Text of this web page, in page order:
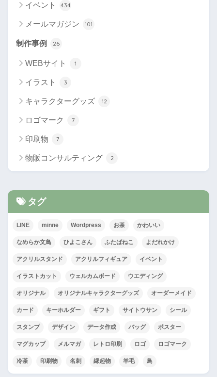
イベント 434
メールマガジン 101
制作事例 26
WEBサイト 1
イラスト 3
キャラクターグッズ 12
ロゴマーク 7
印刷物 7
物販コンサルティング 2
タグ
LINE minne Wordpress お茶 かわいい
なめらか文鳥 ひよこさん ふたばねこ よだれかけ
アクリルスタンド アクリルフィギュア イベント
イラストカット ウェルカムボード ウエディング
オリジナル オリジナルキャラクターグッズ オーダーメイド
カード キーホルダー ギフト サイトウサン シール
スタンプ デザイン データ作成 バッグ ポスター
マグカップ メルマガ レトロ印刷 ロゴ ロゴマーク
冷茶 印刷物 名刺 縁起物 羊毛 鳥